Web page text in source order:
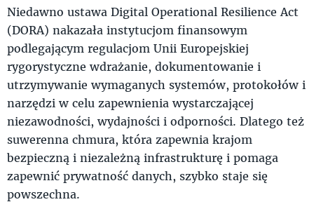
Niedawno ustawa Digital Operational Resilience Act
(DORA) nakazała instytucjom finansowym
podlegającym regulacjom Unii Europejskiej
rygorystyczne wdrażanie, dokumentowanie i
utrzymywanie wymaganych systemów, protokołów i
narzędzi w celu zapewnienia wystarczającej
niezawodności, wydajności i odporności. Dlatego też
suwerenna chmura, która zapewnia krajom
bezpieczną i niezależną infrastrukturę i pomaga
zapewnić prywatność danych, szybko staje się
powszechna.